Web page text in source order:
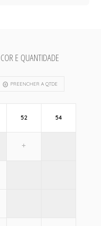
E QUANTIDADE
PREENCHER A QTDE
52 54